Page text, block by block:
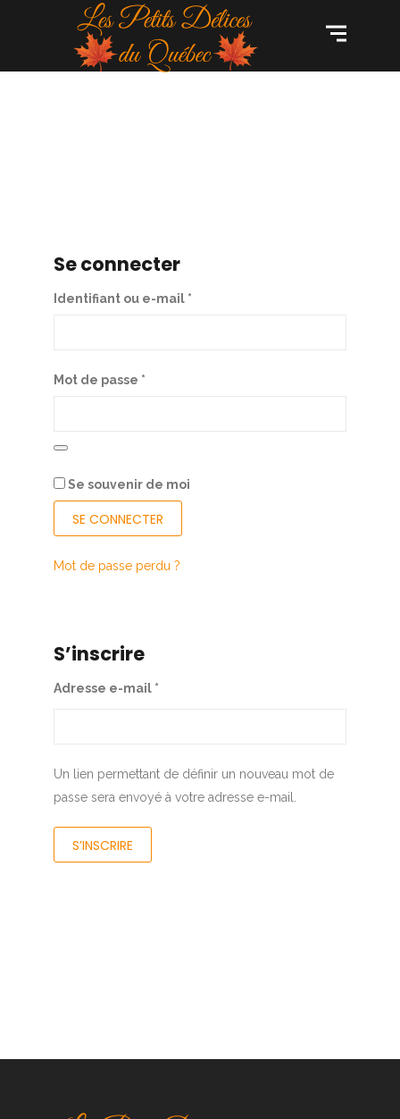
Se connecter
Identifiant ou e-mail *
Mot de passe *
Se souvenir de moi
SE CONNECTER
Mot de passe perdu ?
S’inscrire
Adresse e-mail *
Un lien permettant de définir un nouveau mot de
passe sera envoyé à votre adresse e-mail.
S’INSCRIRE